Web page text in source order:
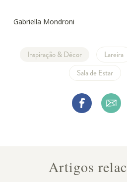
Gabriella Mondroni
Inspiração & Décor Lareira
Sala de Estar
Artigos